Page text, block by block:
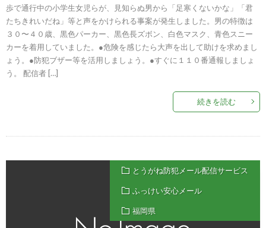
歩で通行中の小学生女児らが、見知らぬ男から「足寒くないかな」「君
たちきれいだね」等と声をかけられる事案が発生しました。男の特徴は
３０〜４０歳、黒色パーカー、黒色長ズボン、白色マスク、青色スニー
カーを着用していました。●危険を感じたら大声を出して助けを求めまし
ょう。●防犯ブザー等を活用しましょう。●すぐに１１０番通報しましょ
う。 配信者 […]
続きを読む
とうがね防犯メール配信サービス
ふっけい安心メール
福岡県